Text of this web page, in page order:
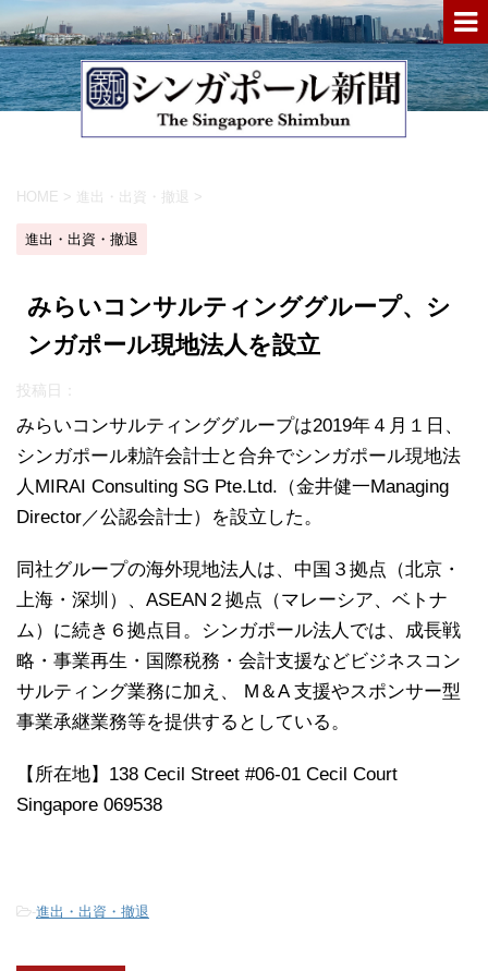
HOME > 進出・出資・撤退 >
進出・出資・撤退
みらいコンサルティンググループ、シ
ンガポール現地法人を設立
投稿日：
みらいコンサルティンググループは2019年４月１日、
シンガポール勅許会計士と合弁でシンガポール現地法
人MIRAI Consulting SG Pte.Ltd.（金井健一Managing
Director／公認会計士）を設立した。
同社グループの海外現地法人は、中国３拠点（北京・
上海・深圳）、ASEAN２拠点（マレーシア、ベトナ
ム）に続き６拠点目。シンガポール法人では、成長戦
略・事業再生・国際税務・会計支援などビジネスコン
サルティング業務に加え、 M＆A 支援やスポンサー型
事業承継業務等を提供するとしている。
【所在地】138 Cecil Street #06-01 Cecil Court
Singapore 069538
-進出・出資・撤退